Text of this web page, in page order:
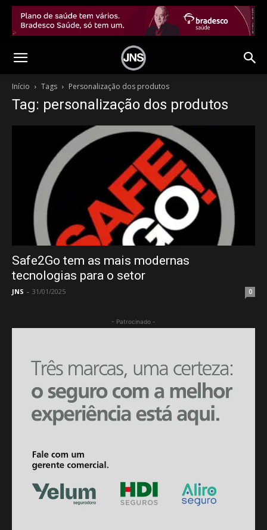
Início Tags Personalização dos produtos
Tag: personalização dos produtos
Safe2Go tem as mais modernas
tecnologias para o setor
JNS - 31/01/2025 0
- Patrocinado -